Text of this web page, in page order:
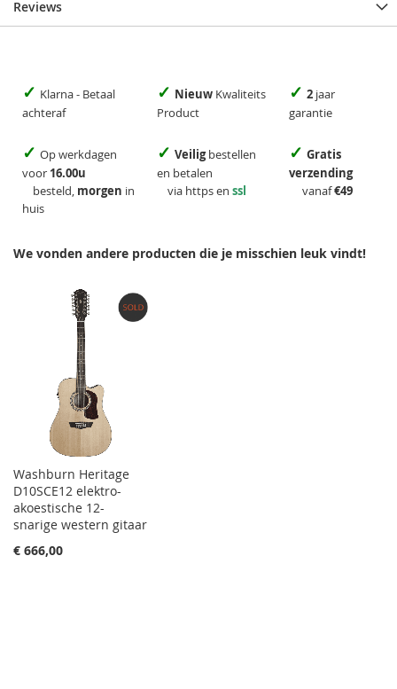
Reviews
✓ Klarna - Betaal
achteraf
✓ Nieuw Kwaliteits
Product
✓ 2 jaar
garantie
✓ Op werkdagen
voor 16.00u
besteld, morgen in
huis
✓ Veiligbestellen
en betalen
via https en ssl
✓ Gratis
verzending
vanaf€49
We vonden andere producten die je misschien leuk vindt!
Washburn Heritage
D10SCE12 elektro-
akoestische 12-
snarige western gitaar
€ 666,00